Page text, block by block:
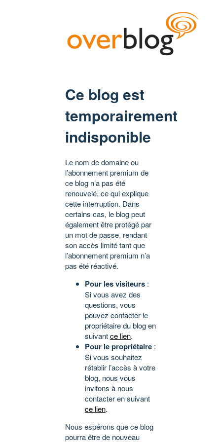
Ce blog est
temporairement
indisponible
Le nom de domaine ou
l’abonnement premium de
ce blog n’a pas été
renouvelé, ce qui explique
cette interruption. Dans
certains cas, le blog peut
également être protégé par
un mot de passe, rendant
son accès limité tant que
l’abonnement premium n’a
pas été réactivé.
Pour les visiteurs :
Si vous avez des
questions, vous
pouvez contacter le
propriétaire du blog en
suivantce lien.
Pour le propriétaire :
Si vous souhaitez
rétablir l’accès à votre
blog, nous vous
invitons à nous
contacter en suivant
ce lien.
Nous espérons que ce blog
pourra être de nouveau